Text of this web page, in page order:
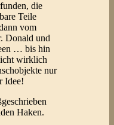
die
Teile
vom
Donald und
… bis hin
wirklich
nur
Idee!
Haken.